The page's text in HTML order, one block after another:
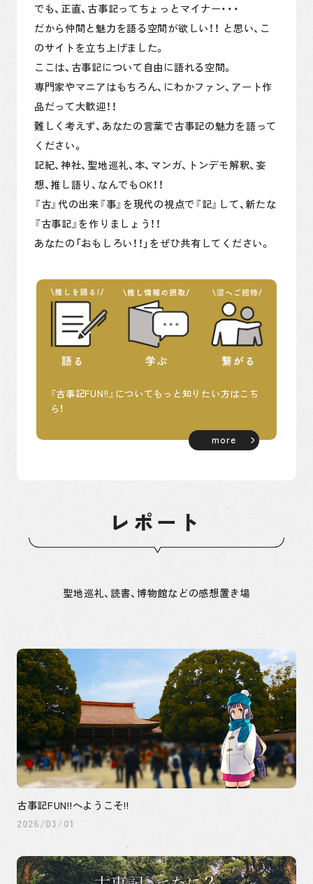
でも、正直、古事記ってちょっとマイナー・・・
だから仲間と魅力を語る空間が欲しい！！ と思い、こ
のサイトを立ち上げました。
ここは、古事記について自由に語れる空間。
専門家やマニアはもちろん、にわかファン、アート作
品だって大歓迎！！
難しく考えず、あなたの言葉で古事記の魅力を語って
ください。
記紀、神社、聖地巡礼、本、マンガ、トンデモ解釈、妄
想、推し語り、なんでもOK！！
『古』代の出来『事』を現代の視点で『記』して、新たな
『古事記』を作りましょう！！
あなたの「おもしろい！！」をぜひ共有してください。
『古事記FUN!!』についてもっと知りたい方はこち
ら！
more
レポート
聖地巡礼、読書、博物館などの感想置き場
古事記FUN!!へようこそ!!
2026/03/01